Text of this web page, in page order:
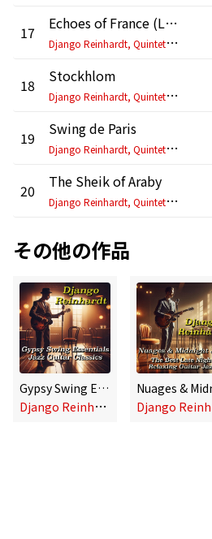
17
Echoes of France (La Marseillaise)
D
jango Reinhardt, Quintette du Hot Club de France
18
Stockhlom
D
jango Reinhardt, Quintette du Hot Club de France
19
Swing de Paris
D
jango Reinhardt, Quintette du Hot Club de France
20
The Sheik of Araby
D
jango Reinhardt, Quintette du Hot Club de France
その他の作品
Gypsy Swing Essentials | Jazz Guitar Classics
D
jango Reinhardt